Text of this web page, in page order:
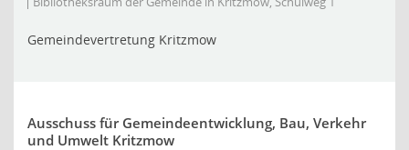
Gemeindevertretung Kritzmow
Ausschuss für Gemeindeentwicklung, Bau, Verkehr
und Umwelt Kritzmow